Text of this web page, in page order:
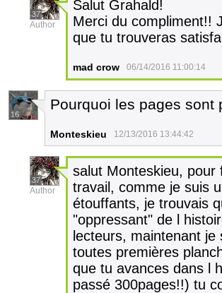
37
Author
Salut Grahald!
Merci du compliment!!
que tu trouveras
mad crow 06/14/2016 11:00:14
16
Pourquoi les pages sont
Monteskieu 12/13/2016 13:44:42
37
Author
salut Monteskieu, pour
travail, comme je suis
étouffants, je trouvais
"oppressant" de l
lecteurs, maintenant
toutes premières
que tu avances dans l
passé 300pages!!) tu